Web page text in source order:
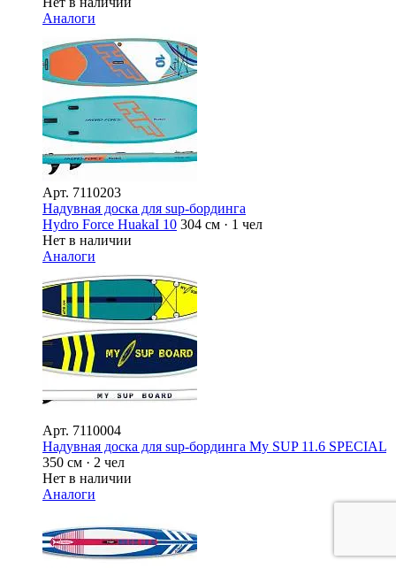
Аналоги
Арт. 7110203
Надувная доска для sup-бординга
Hydro Force HuakaI 10 304 см · 1 чел
Нет в наличии
Аналоги
Арт. 7110004
Надувная доска для sup-бординга My SUP 11.6 SPECIAL
350 см · 2 чел
Нет в наличии
Аналоги